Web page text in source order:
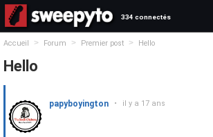
334 connectés
Accueil > Forum > Premier post > Hello
Hello
papyboyington • il y a 17 ans